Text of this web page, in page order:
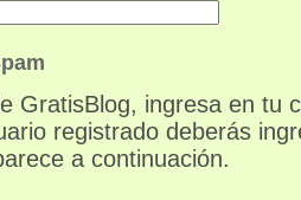
GratisBlog, ingresa en tu
registrado deberás
a continuación.